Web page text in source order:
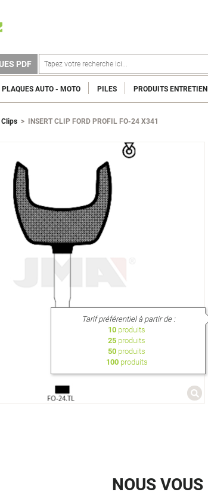
PDF
PLAQUES AUTO - MOTO PILES PRODUITS ENTRETIEN
Clips > INSERT CLIP FORD PROFIL FO-24 X341
Tarif préférentiel à partir de :
10 produits
25 produits
50 produits
100produits
NOUS